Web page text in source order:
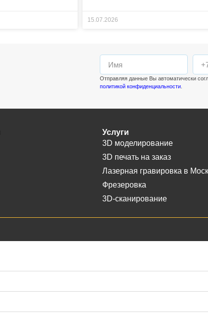
15.07.2026
Отправляя данные Вы автоматически
политикой конфиденциальности.
Услуги
3D моделирование
3D печать на заказ
Лазерная гравировка в
Фрезеровка
3D-сканирование